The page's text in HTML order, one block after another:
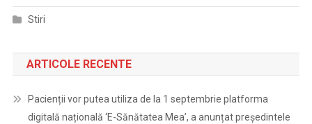
Stiri
ARTICOLE RECENTE
Pacienții vor putea utiliza de la 1 septembrie platforma
digitală națională ‘E-Sănătatea Mea’, a anunțat președintele